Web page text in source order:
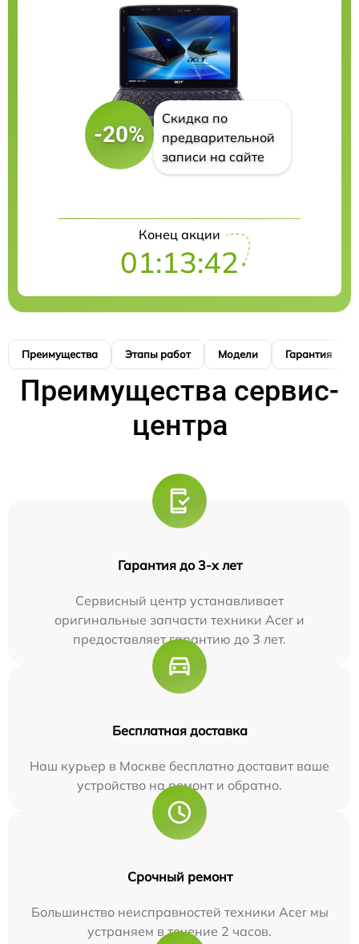
-20%
Скидка по
предварительной
записи на сайте
Конец акции
01:13:41
Преимущества Этапы работ Модели Гарантия
Преимущества сервис-
центра
Гарантия до 3-х лет
Сервисный центр устанавливает
оригинальные запчасти техники Acer и
предоставляет гарантию до 3 лет.
Бесплатная доставка
Наш курьер в Москве бесплатно доставит ваше
устройство на ремонт и обратно.
Срочный ремонт
Большинство неисправностей техники Acer мы
устраняем в течение 2 часов.